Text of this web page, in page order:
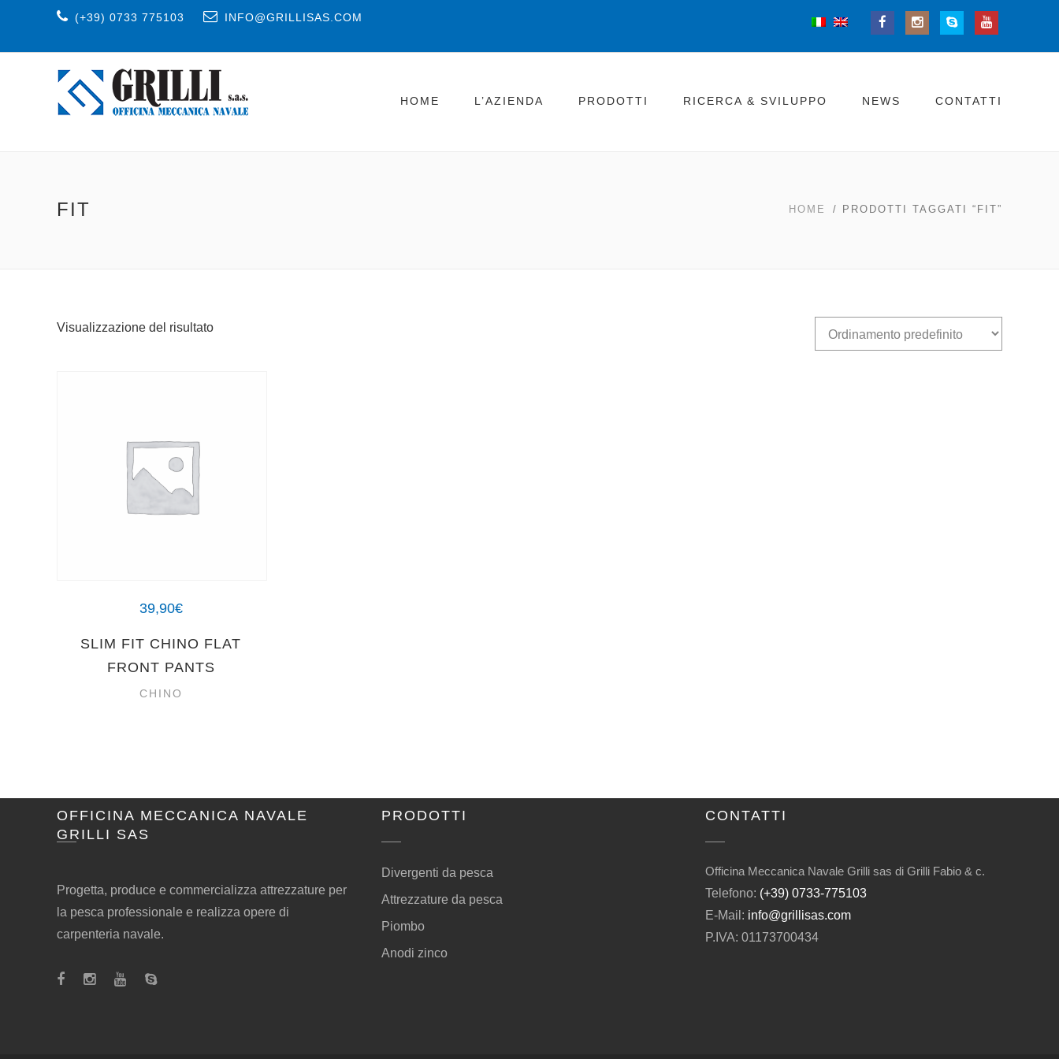
(+39) 0733 775103 INFO@GRILLISAS.COM
HOME L’AZIENDA PRODOTTI RICERCA & SVILUPPO NEWS CONTATTI
FIT HOME / PRODOTTI TAGGATI “FIT”
Visualizzazione del risultato
39,90€
SLIM FIT CHINO FLAT
FRONT PANTS
CHINO
OFFICINA MECCANICA NAVALE
GRILLI SAS
Progetta, produce e commercializza attrezzature per
la pesca professionale e realizza opere di
carpenteria navale.
PRODOTTI
Divergenti da pesca
Attrezzature da pesca
Piombo
Anodi zinco
CONTATTI
Officina Meccanica Navale Grilli sas di Grilli Fabio & c.
Telefono: (+39) 0733-775103
E-Mail: info@grillisas.com
P.IVA: 01173700434